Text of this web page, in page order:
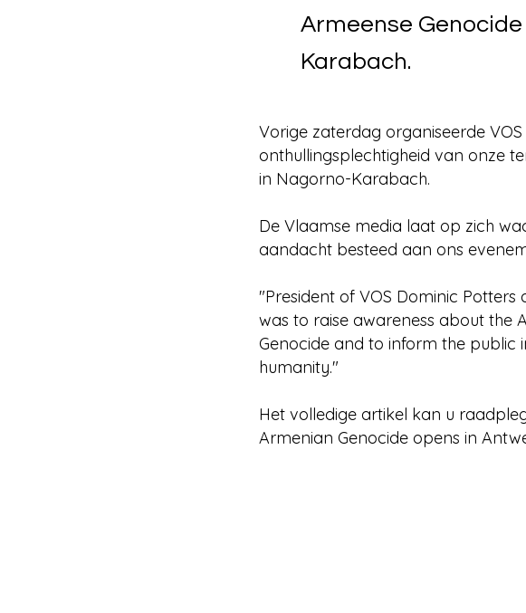
Armeense
Karabach.
Vorige zaterdag organiseerde
onthullingsplechtigheid van onze
in Nagorno-Karabach.
De Vlaamse media laat op zich
aandacht besteed aan ons
"President of VOS Dominic
was to raise awareness about
Genocide and to inform the public
humanity."
Het volledige artikel kan u
Armenian Genocide opens in